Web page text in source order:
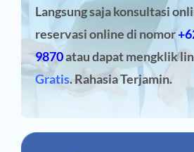
Langsung saja konsultasi
reservasi onlinedi nomor
9870atau dapat mengklik
Gratis. Rahasia Terjamin.